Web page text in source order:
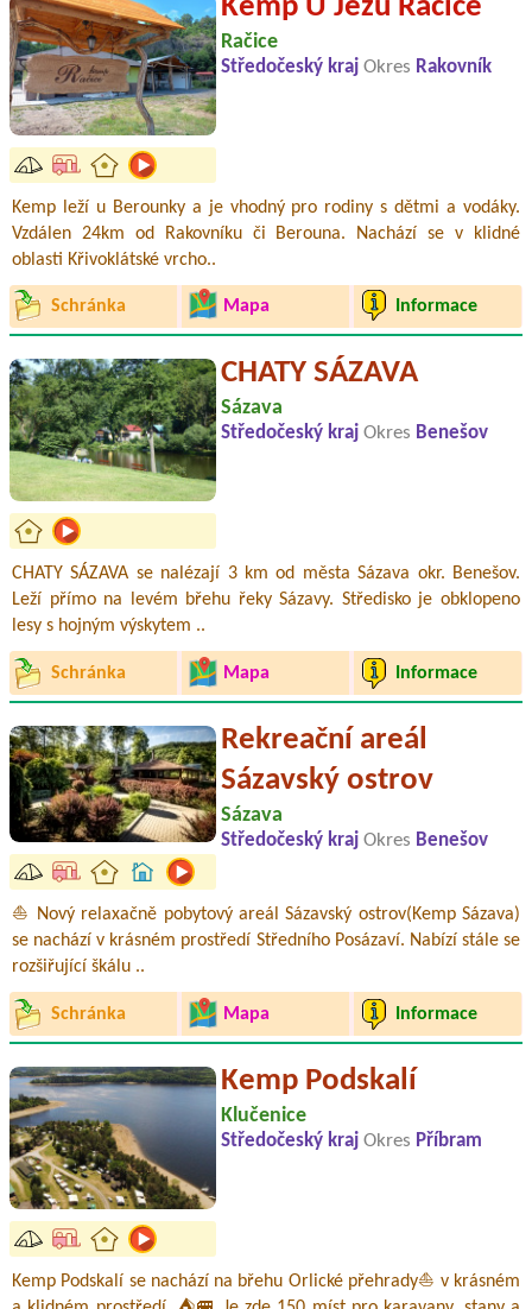
Kemp U Jezu Račice
Račice
Středočeský kraj Okres Rakovník
Kemp leží u Berounky a je vhodný pro rodiny s dětmi a vodáky.
Vzdálen 24km od Rakovníku či Berouna. Nachází se v klidné
oblasti Křivoklátské vrcho..
Schránka Mapa Informace
CHATY SÁZAVA
Sázava
Středočeský kraj Okres Benešov
CHATY SÁZAVA se nalézají 3 km od města Sázava okr. Benešov.
Leží přímo na levém břehu řeky Sázavy. Středisko je obklopeno
lesy s hojným výskytem ..
Schránka Mapa Informace
Rekreační areál
Sázavský ostrov
Sázava
Středočeský kraj Okres Benešov
⛵ Nový relaxačně pobytový areál Sázavský ostrov(Kemp Sázava)
se nachází v krásném prostředí Středního Posázaví. Nabízí stále se
rozšiřující škálu ..
Schránka Mapa Informace
Kemp Podskalí
Klučenice
Středočeský kraj Okres Příbram
Kemp Podskalí se nachází na břehu Orlické přehrady⛵ v krásném